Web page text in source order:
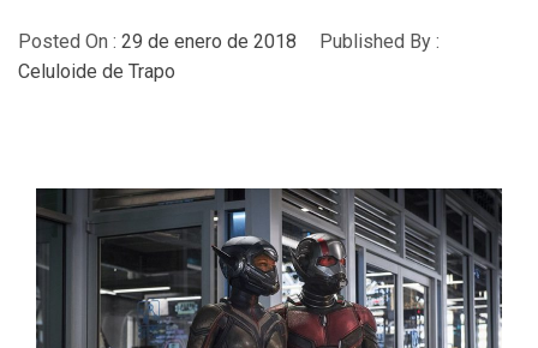
Posted On : 29 de enero de 2018
Published By :
Celuloide de Trapo